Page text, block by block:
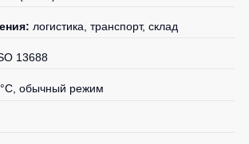
логистика, транспорт, склад
13688
обычный режим